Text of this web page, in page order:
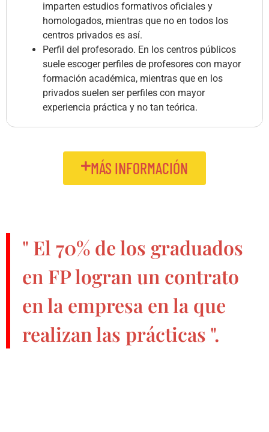
imparten estudios formativos oficiales y
homologados, mientras que no en todos los
centros privados es así.
Perfil del profesorado. En los centros públicos
suele escoger perfiles de profesores con mayor
formación académica, mientras que en los
privados suelen ser perfiles con mayor
experiencia práctica y no tan teórica.
MÁS INFORMACIÓN
" El 70% de los graduados
en FPlogran un contrato
en la empresa en la que
realizan las prácticas ".